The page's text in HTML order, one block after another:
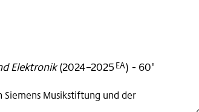
Elektronik(2024–2025EA) - 60'
Musikstiftung und der